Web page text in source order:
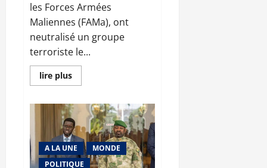
les Forces Armées
Maliennes (FAMa), ont
neutralisé un groupe
terroriste le...
lire plusEn
savoir
Mopti
:
Nouvelles
frappes
contre
des
groupes
A LA UNE
MONDE
POLITIQUE